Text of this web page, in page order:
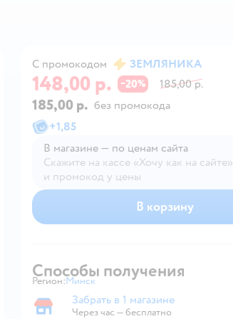
С промокодом ЗЕМЛЯНИКА
148,00 р. −20% 185,00 р.
185,00 р. без промокода
+1,85
В магазине — по ценам сайта
Скажите на кассе «Хочу как на сайте»
и промокод у цены
В магазине — по ценам сайта
В корзину
Способы получения
Регион: Выбор адреса доставки.
Минск
Забрать в магазине
Забрать в 1 магазине
Через час — бесплатно